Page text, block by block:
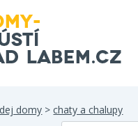
domy >chaty a chalupy